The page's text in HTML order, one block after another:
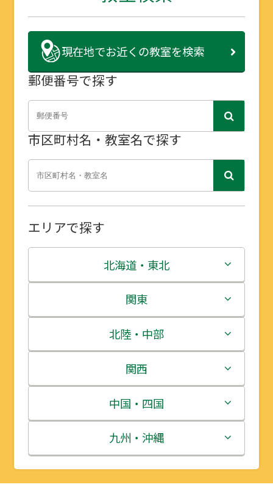
現在地でお近くの教室を検索
郵便番号で探す
市区町村名・教室名で探す
エリアで探す
北海道・東北
北海道
青森県
岩手県
宮城県
秋田県
山形県
関東
茨城県
栃木県
群馬県
埼玉県
千葉県
北陸・中部
新潟県
富山県
石川県
福井県
関西
三重県
滋賀県
京都府
中国・四国
鳥取県
島根県
九州・沖縄
福岡県